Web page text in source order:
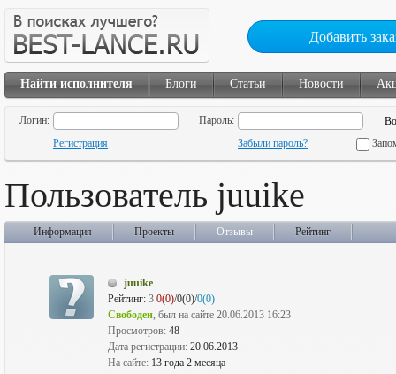
Добавить
Найти исполнителя Блоги Статьи Новости
Логин:
Пароль:
Регистрация
Забыли пароль?
Пользователь juuike
Информация Проекты Отзывы Рейтинг
juuike
Рейтинг: 3 0(0)/0(0)/0(0)
Свободен, был на сайте 20.06.2013 16:23
Просмотров: 48
Дата регистрации: 20.06.2013
На сайте: 13 года 2 месяца